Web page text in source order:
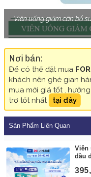
Viên uống giảm cân bổ
Nơi bán:
Để có thể đặt mua
khách nên ghé gian
mua mới giá tốt ,
trợ tốt nhất
tại đây
Sản Phẩm Liên Quan
Viên
dầu